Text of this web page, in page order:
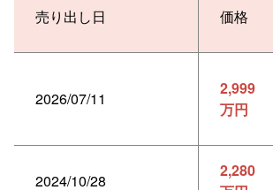
売り出し日 価格
2026/07/11
2,999
万円
2024/10/28
2,280